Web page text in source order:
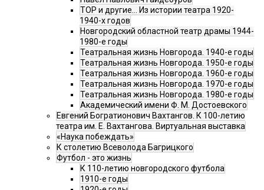
ТОР и другие… Из истории театра 1920-
1940-х годов
Новгородский областной театр драмы 1944-
1980-е годы
Театральная жизнь Новгорода. 1940-е годы
Театральная жизнь Новгорода. 1950-е годы
Театральная жизнь Новгорода. 1960-е годы
Театральная жизнь Новгорода. 1970-е годы
Театральная жизнь Новгорода. 1980-е годы
Академический имени Ф. М. Достоевского
Евгений Богратионович Вахтангов. К 100-летию
театра им. Е. Вахтангова. Виртуальная выставка
«Наука побеждать»
К столетию Всеволода Багрицкого
Футбол - это жизнь
К 110-летию новгородского футбола
1910-е годы